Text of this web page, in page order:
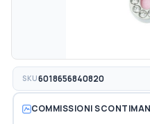
SKU6018656840820
COMMISSIONI